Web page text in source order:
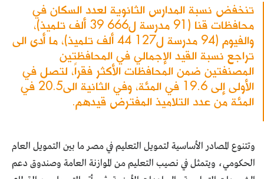
تنخفض نسبة المدارس الثانوية لعدد السكان في
محافظات قنا (91 مدرسة ل666 39 ألف تلميذ)،
والفيوم (94 مدرسة ل127 44 ألف تلميذ)، ما أدى الى
تراجع نسبة القيد الإجمالي في المحافظتين
المصنفتين ضمن المحافظات الأكثر فقراً، لتصل في
الأولى إلى 19.6 في المئة، وفي الثانية الى20.5 في
المئة من عدد التلاميذ المفترض قيدهم.
وتتنوع المصادر الأساسية لتمويل التعليم في مصر ما بين التمويل العام
الحكومي، ويتمثل في نصيب التعليم من الموازنة العامة وصندوق دعم